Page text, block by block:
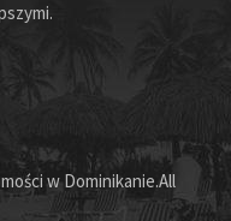
w Dominikanie.All